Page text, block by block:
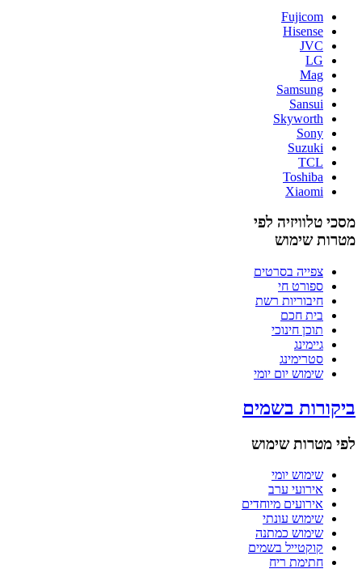
Fujicom
Hisense
JVC
LG
Mag
Samsung
Sansui
Skyworth
Sony
Suzuki
TCL
Toshiba
Xiaomi
מסכי טלוויזיה לפי
מטרות שימוש
צפייה בסרטים
ספורט חי
חיבוריות רשת
בית חכם
תוכן חינוכי
גיימינג
סטרימינג
שימוש יום יומי
ביקורות בשמים
לפי מטרות שימוש
שימוש יומי
אירועי ערב
אירועים מיוחדים
שימוש עונתי
שימוש כמתנה
קוקטייל בשמים
חתימת ריח